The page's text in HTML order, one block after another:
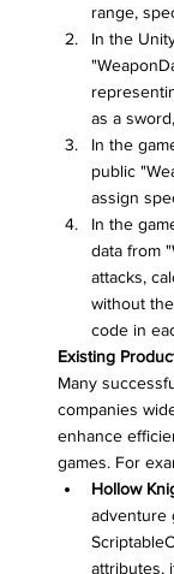
range,
In the
as a
In the
public
assign
In the
data from
attacks,
without
code in
Existing
Many
companies
enhance
games. For
Hollow
adventure
attributes,